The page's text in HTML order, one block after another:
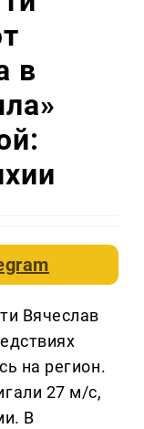
в
Вячеслав
на регион.
27 м/с,
В